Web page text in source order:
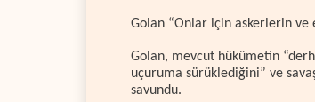
Golan “Onlar için askerlerin ve
Golan, mevcut hükümetin
uçuruma sürüklediğini” ve
savundu.